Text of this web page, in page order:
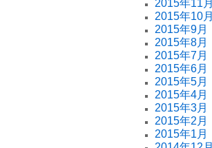
2015年11月
2015年10月
2015年9月
2015年8月
2015年7月
2015年6月
2015年5月
2015年4月
2015年3月
2015年2月
2015年1月